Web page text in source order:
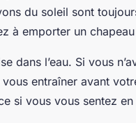
du soleil sont
à emporter un
dans l’eau. Si vous
entraîner avant
si vous vous sentez en